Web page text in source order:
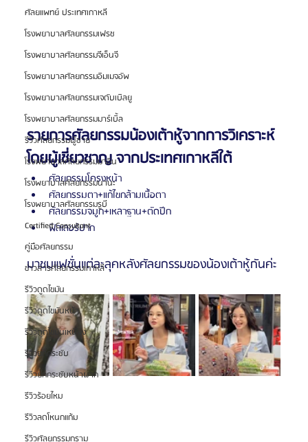
ศัลยแพทย์ ประเทศเกาหลี
โรงพยาบาลศัลยกรรมเฟรช
โรงพยาบาลศัลยกรรมจีเอ็นจี
โรงพยาบาลศัลยกรรมอิมเมจอัพ
โรงพยาบาลศัลยกรรมเจดับเบิลยู
โรงพยาบาลศัลยกรรมมาร์เบิ้ล
รีวิวศัลยกรรมผู้ชาย
โรงพยาบาลศัลยกรรมมาอิน
โรงพยาบาลศัลยกรรมนานะ
โรงพยาบาลศัลยกรรมรูบี
Certified Consultant
คู่มือศัลยกรรม
ข่าวสารศัลยกรรมเกาหลี
รีวิวดูดไขมัน
รีวิวดูดไขมันหน้า
รีวิวดูดไขมันเหนียง
รีวิวยกกระชับ
รีวิวยกกระชับหน้าผาก
รีวิวร้อยไหม
รีวิวลดโหนกแก้ม
รีวิวศัลยกรรมกราม
รายการศัลยกรรมน้องเต้าหู้จากการวิเคราะห์
โดยผู้เชี่ยวชาญ จากประเทศเกาหลีใต้
ศัลยกรรมโครงหน้า
ศัลยกรรมตา+แก้ไขกล้ามเนื้อตา
ศัลยกรรมจมูก+เหลาฐาน+ตัดปีก
ฟิลเลอร์ปาก
มาชมแฟชั่นแต่ละลุคหลังศัลยกรรมของน้องเต้าหู้กันค่ะ